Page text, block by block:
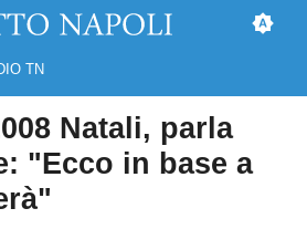
TN
Natali, parla
"Ecco in base a